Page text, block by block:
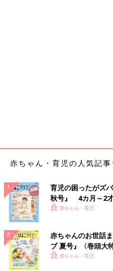
赤ちゃん・育児の人気記
育児の困ったがズ
秋号』 4カ月～2才
いっぱい！
赤ちゃん・育児
赤ちゃんのお世話
ブ 夏号』〈巻頭大
く！ おっぱい・ミ
赤ちゃん・育児